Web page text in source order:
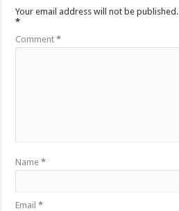
Your email address will not be published.
*
Comment*
Name*
Email*